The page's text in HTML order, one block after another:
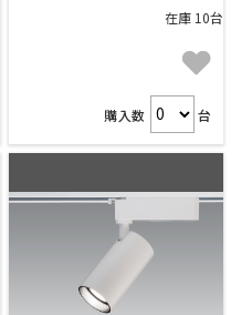
在庫 10台
購入数 台